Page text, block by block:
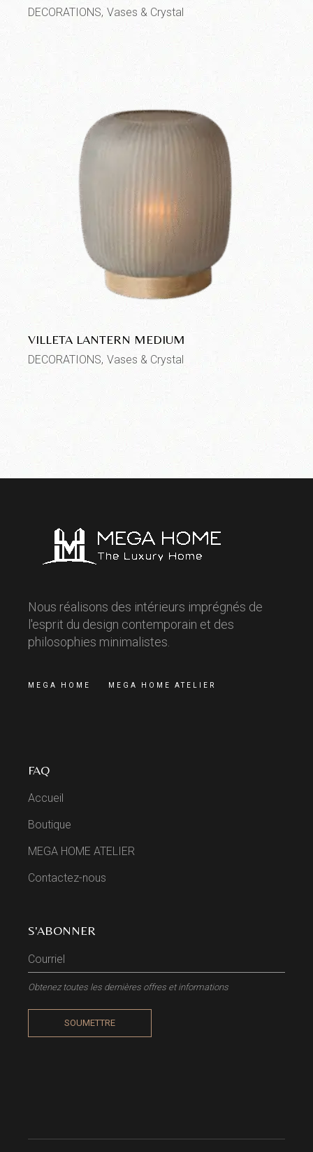
DECORATIONS Vases & Crystal
VILLETA LANTERN MEDIUM
DECORATIONS Vases & Crystal
Nous réalisons des intérieurs imprégnés de
l'esprit du design contemporain et des
philosophies minimalistes.
MEGA HOME MEGA HOME ATELIER
FAQ
Accueil
Boutique
MEGA HOME ATELIER
Contactez-nous
S'ABONNER
Obtenez toutes les dernières offres et informations
SOUMETTRE